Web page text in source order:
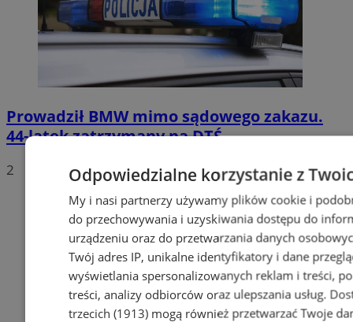
Prowadził BMW mimo sądowego zakazu.
44-latek zatrzymany na DTŚ
2 Odpowiedzialne korzystanie z
My i nasi partnerzy używamy plików cookie i
do przechowywania i uzyskiwania dostępu do
urządzeniu oraz do przetwarzania danych
Twój adres IP, unikalne identyfikatory i dane
wyświetlania spersonalizowanych reklam i treści,
treści, analizy odbiorców oraz ulepszania usług.
trzecich (1913) mogą również przetwarzać Twoje